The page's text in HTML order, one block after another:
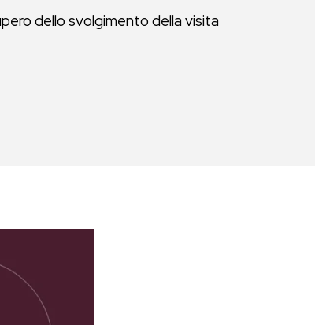
dello svolgimento della visita